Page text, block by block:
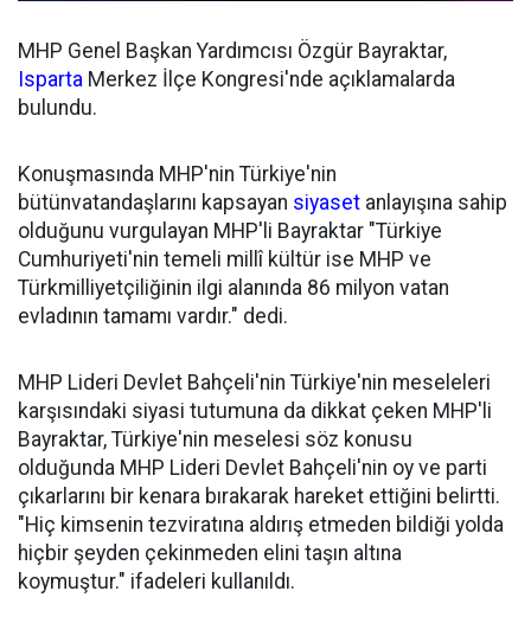
MHP Genel Başkan Yardımcısı Özgür Bayraktar,
Isparta Merkez İlçe Kongresi'nde açıklamalarda
bulundu.
Konuşmasında MHP'nin Türkiye'nin
bütünvatandaşlarını kapsayan siyaset anlayışına sahip
olduğunu vurgulayan MHP'li Bayraktar "Türkiye
Cumhuriyeti'nin temeli millî kültür ise MHP ve
Türkmilliyetçiliğinin ilgi alanında 86 milyon vatan
evladının tamamı vardır." dedi.
MHP Lideri Devlet Bahçeli'nin Türkiye'nin meseleleri
karşısındaki siyasi tutumuna da dikkat çeken MHP'li
Bayraktar, Türkiye'nin meselesi söz konusu
olduğunda MHP Lideri Devlet Bahçeli'nin oy ve parti
çıkarlarını bir kenara bırakarak hareket ettiğini belirtti.
"Hiç kimsenin tezviratına aldırış etmeden bildiği yolda
hiçbir şeyden çekinmeden elini taşın altına
koymuştur." ifadeleri kullanıldı.